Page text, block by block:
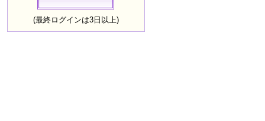
(最終ログインは3日以上)